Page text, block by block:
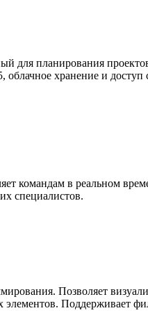
для планирования
хранение и доступ
командам в реальном
специалистов.
Позволяет
Поддерживает